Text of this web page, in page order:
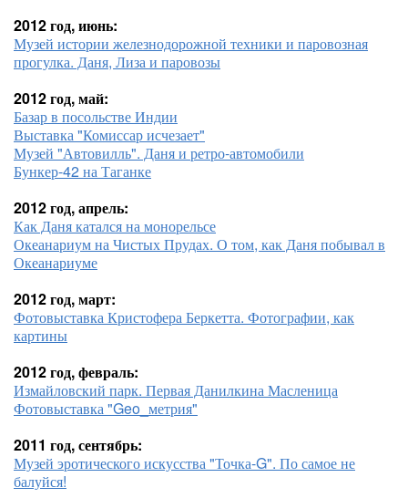
2012 год, июнь:
Музей истории железнодорожной техники и паровозная
прогулка. Даня, Лиза и паровозы
2012 год, май:
Базар в посольстве Индии
Выставка "Комиссар исчезает"
Музей "Автовилль". Даня и ретро-автомобили
Бункер-42 на Таганке
2012 год, апрель:
Как Даня катался на монорельсе
Океанариум на Чистых Прудах. О том, как Даня побывал в
Океанариуме
2012 год, март:
Фотовыставка Кристофера Беркетта. Фотографии, как
картины
2012 год, февраль:
Измайловский парк. Первая Данилкина Масленица
Фотовыставка "Geo_метрия"
2011 год, сентябрь:
Музей эротического искусства "Точка-G". По самое не
балуйся!